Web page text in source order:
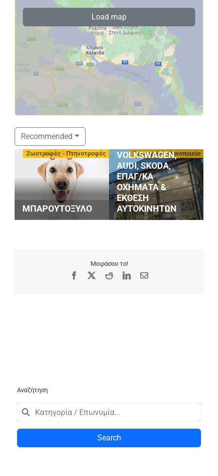
Load map
Recommended
Ζωοτροφές - Πτηνοτροφές
ΜΠΑΡΟΥΤΟΞΥΛΟ
Συνεργεία - Φανοποιεία
VOLKSWAGEN,
AUDI, SKODA,
ΕΠΑΓ/ΚΑ
ΟΧΗΜΑΤΑ &
ΕΚΘΕΣΗ
ΑΥΤΟΚΙΝΗΤΩΝ
Μοιράσου το!
Facebook RedditLinkedIn
Email
Αναζήτηση
Search